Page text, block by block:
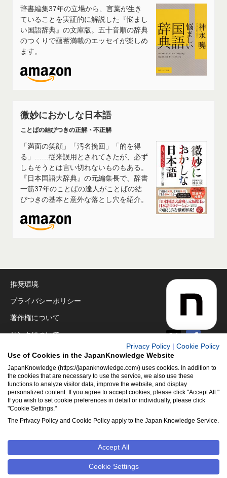
辞書編集37年の立場から、言葉が生き
ていることを実証的に解説した『悩まし
い国語辞典』の文庫版。五十音順の辞典
のつくりで蘊蓄満載のエッセイが楽しめ
ます。
微妙におかしな日本語
ことばの結びつきの正解・不正解
「満面の笑顔」「汚名挽回」「的を得
る」……従来誤用とされてきたが、必ず
しもそうとは言い切れないものもある。
『日本国語大辞典』の元編集長で、辞書
一筋37年のことばの達人がことばの結
びつきの基本と意外な落とし穴を紹介。
推奨環境
プライバシーポリシー
著作権について
リンクについて
免責事項
運営会社
アクセシビリティ対応
クッキーポリシー
Cookie設定
NetAdvance Inc. All rights reserved.
写真・イラスト等のすべてのコンテンツの無断複写・転載を禁じ
ます
Privacy Policy
Cookie Policy
Use of Cookies in the JapanKnowledge Website
JapanKnowledge (https://japanknowledge.com/) uses cookies. In addition to
the cookies that are necessary to use the service, we also use these
functions to analyze visitor data, improve the website, and display
personalized content. If you agree to accept cookies, please click "Accept All."
If you wish to set cookie preferences in detail or individually, please click
"Cookie Settings."
The Privacy Policy and Cookie Policy apply to the Japan Knowledge Service.
Accept All
Cookie Settings